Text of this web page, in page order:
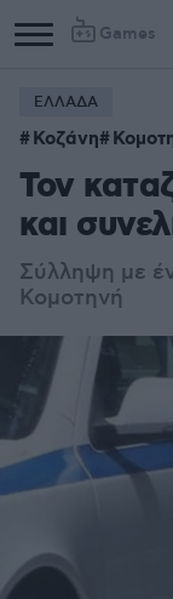
Games
ΕΛΛΑΔΑ
Κοζάνη
Τον
και
Σύλληψη με
Κομοτηνή